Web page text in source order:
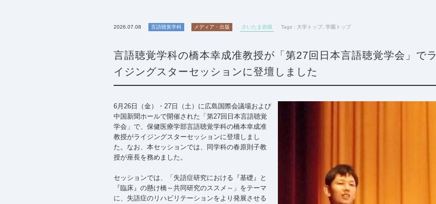
2026.07.08 言語聴覚学科 メディア・出版 さいたま岩槻 Tags : 大学トップ 学園トップ
言語聴覚学科の橋本幸成准教授が「第27回日本言語聴覚学会」でラ
イジングスターセッションに登壇しました
6月26日（金）・27日（土）に広島国際会議場および
中国新聞ホールで開催された「第27回日本言語聴覚
学会」で、保健医療学部言語聴覚学科の橋本幸成准
教授がライジングスターセッションに登壇しまし
た。なお、本セッションでは、同学科の春原則子教
授が座長を務めました。
セッションでは、「失語症研究における『基礎』と
『臨床』の懸け橋～共同研究のススメ～」をテーマ
に、失語症のリハビリテーションをより発展させる